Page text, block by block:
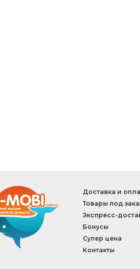
Доставка и
Товары под
Экспресс-
Бонусы
Супер цена
Контакты